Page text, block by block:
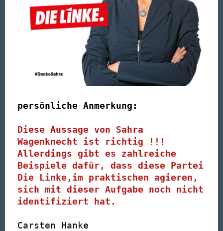
persönliche Anmerkung:
Diese Aussage von Sahra
Wagenknecht ist richtig !!!
Allerdings gibt es zahlreiche
Beispiele dafür, dass diese Partei
Die Linke,im praktischen agieren,
sich mit dieser Aufgabe noch nicht
identifiziert hat.
Carsten Hanke